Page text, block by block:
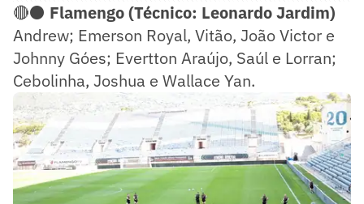
🔴⚫ Flamengo (Técnico: Leonardo Jardim)
Andrew; Emerson Royal, Vitão, João Victor e
Johnny Góes; Evertton Araújo, Saúl e Lorran;
Cebolinha, Joshua e Wallace Yan.